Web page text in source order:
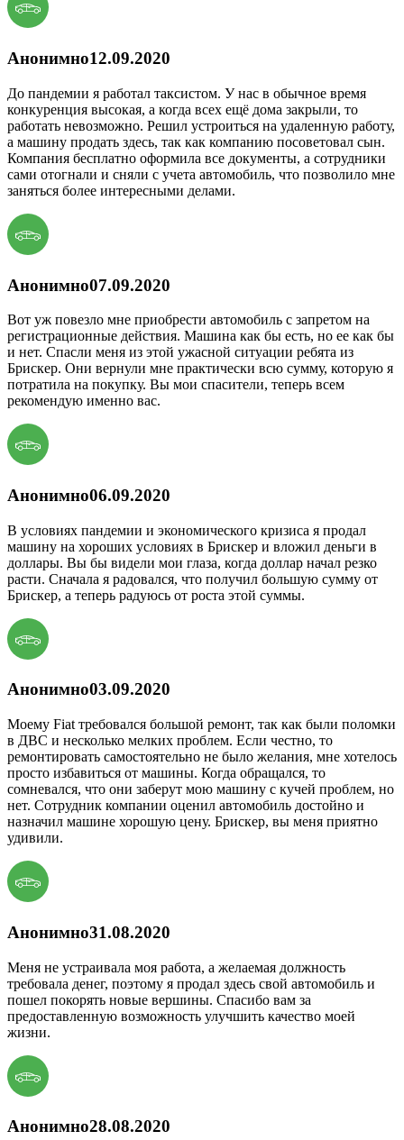
Анонимно12.09.2020
До пандемии я работал таксистом. У нас в обычное время
конкуренция высокая, а когда всех ещё дома закрыли, то
работать невозможно. Решил устроиться на удаленную работу,
а машину продать здесь, так как компанию посоветовал сын.
Компания бесплатно оформила все документы, а сотрудники
сами отогнали и сняли с учета автомобиль, что позволило мне
заняться более интересными делами.
Анонимно07.09.2020
Вот уж повезло мне приобрести автомобиль с запретом на
регистрационные действия. Машина как бы есть, но ее как бы
и нет. Спасли меня из этой ужасной ситуации ребята из
Брискер. Они вернули мне практически всю сумму, которую я
потратила на покупку. Вы мои спасители, теперь всем
рекомендую именно вас.
Анонимно06.09.2020
В условиях пандемии и экономического кризиса я продал
машину на хороших условиях в Брискер и вложил деньги в
доллары. Вы бы видели мои глаза, когда доллар начал резко
расти. Сначала я радовался, что получил большую сумму от
Брискер, а теперь радуюсь от роста этой суммы.
Анонимно03.09.2020
Моему Fiat требовался большой ремонт, так как были поломки
в ДВС и несколько мелких проблем. Если честно, то
ремонтировать самостоятельно не было желания, мне хотелось
просто избавиться от машины. Когда обращался, то
сомневался, что они заберут мою машину с кучей проблем, но
нет. Сотрудник компании оценил автомобиль достойно и
назначил машине хорошую цену. Брискер, вы меня приятно
удивили.
Анонимно31.08.2020
Меня не устраивала моя работа, а желаемая должность
требовала денег, поэтому я продал здесь свой автомобиль и
пошел покорять новые вершины. Спасибо вам за
предоставленную возможность улучшить качество моей
жизни.
Анонимно28.08.2020